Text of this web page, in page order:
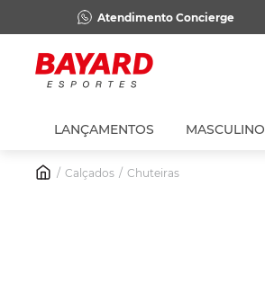
Atendimento Concierge
LANÇAMENTOS MASCULINO
Calçados Chuteiras